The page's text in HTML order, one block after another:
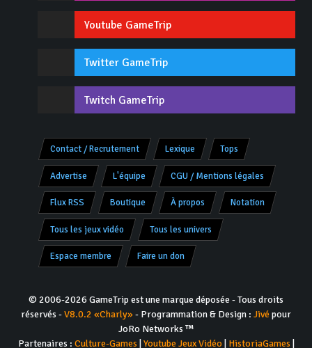
Youtube GameTrip
Twitter GameTrip
Twitch GameTrip
Contact / Recrutement Lexique Tops
Advertise L'équipe CGU / Mentions légales
Flux RSS Boutique À propos Notation
Tous les jeux vidéo Tous les univers
Espace membre Faire un don
© 2006-2026 GameTrip est une marque déposée - Tous droits
réservés -V8.0.2 «Charly»- Programmation & Design : Jivépour
JoRo Networks ™
Partenaires : Culture-Games Youtube Jeux Vidéo| HistoriaGames